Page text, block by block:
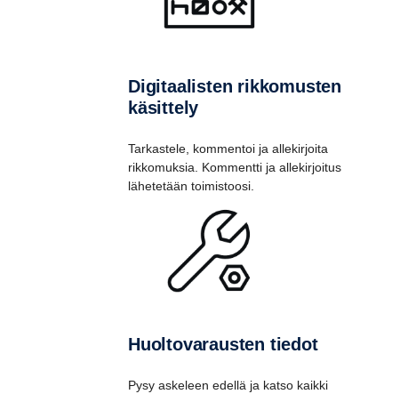
Digitaalisten rikkomusten
käsittely
Tarkastele, kommentoi ja allekirjoita
rikkomuksia. Kommentti ja allekirjoitus
lähetetään toimistoosi.
Huoltovarausten tiedot
Pysy askeleen edellä ja katso kaikki